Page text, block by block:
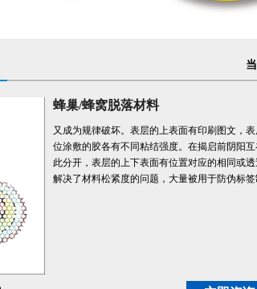
蜂巢/蜂窝脱落材料
又成为规律破坏。表层的上表面有印刷图文，
位涂敷的胶各有不同粘结强度。在揭启前阴阳
此分开，表层的上下表面有位置对应的相同或
解决了材料松紧度的问题，大量被用于防伪标签